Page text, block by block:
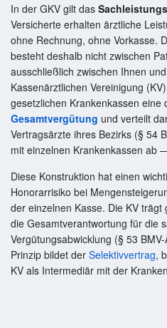
In der GKV gilt das
Versicherte erhalten ärztliche
ohne Rechnung, ohne Vorkasse.
besteht deshalb nicht zwischen
ausschließlich zwischen Ihnen
Kassenärztlichen Vereinigung
gesetzlichen Krankenkassen eine
Gesamtvergütung und verteilt
Vertragsärzte ihres Bezirks (§ 54
mit einzelnen Krankenkassen ab
Diese Konstruktion hat einen
Honorarrisiko bei
der einzelnen Kasse. Die KV
die Gesamtverantwortung für die
Vergütungsabwicklung (§ 53
Prinzip bildet der Selektivvertrag,
KV als Intermediär mit der